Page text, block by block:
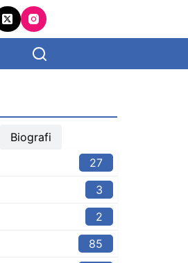
Biografi
27
3
2
85